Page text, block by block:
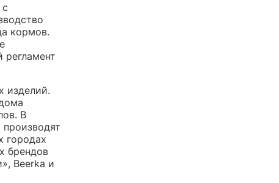
кормов.
изделий.
В
городах
брендов
Beerka и